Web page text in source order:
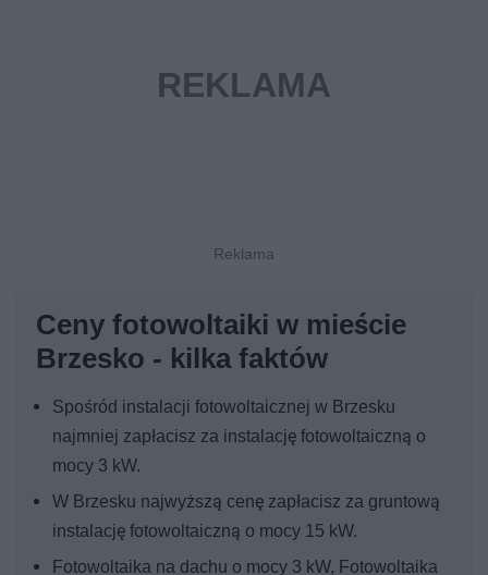
Ceny fotowoltaiki w mieście
Brzesko - kilka faktów
Spośród instalacji fotowoltaicznej w Brzesku
najmniej zapłacisz za instalację fotowoltaiczną o
mocy 3 kW.
W Brzesku najwyższą cenę zapłacisz za gruntową
instalację fotowoltaiczną o mocy 15 kW.
Fotowoltaika na dachu o mocy 3 kW, Fotowoltaika